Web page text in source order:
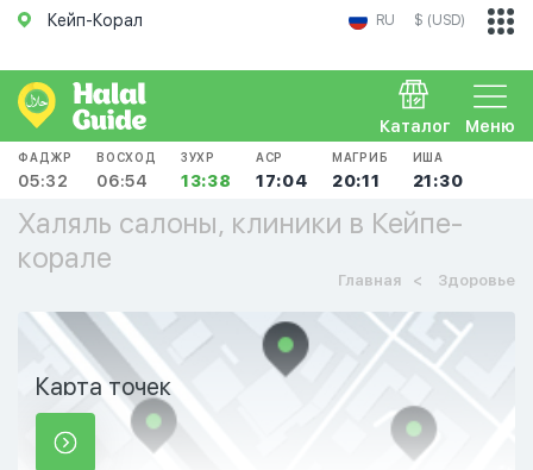
Кейп-Корал RU $ (USD)
Меню
Каталог
ФАДЖР
05:32
ВОСХОД
06:54
ЗУХР
13:38
АСР
17:04
МАГРИБ
20:11
ИША
21:30
Халяль салоны, клиники в Кейпе-
корале
Главная Здоровье
Карта точек